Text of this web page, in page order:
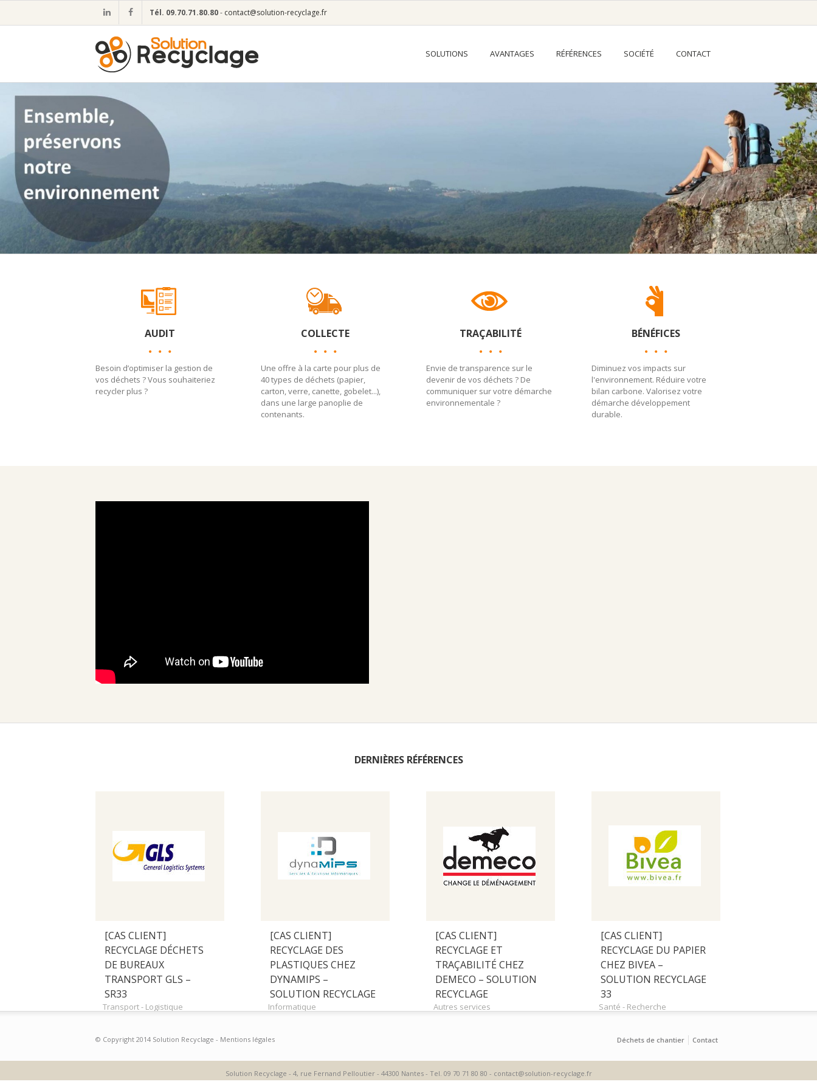
Tél. 09.70.71.80.80- contact@solution-recyclage.fr
SOLUTIONS AVANTAGES RÉFÉRENCES SOCIÉTÉ CONTACT
AUDIT
Besoin d’optimiser la gestion de
vos déchets ? Vous souhaiteriez
recycler plus ?
COLLECTE
Une offre à la carte pour plus de
40 types de déchets (papier,
carton, verre, canette, gobelet...),
dans une large panoplie de
contenants.
TRAÇABILITÉ
Envie de transparence sur le
devenir de vos déchets ? De
communiquer sur votre démarche
environnementale ?
BÉNÉFICES
Diminuez vos impacts sur
l'environnement. Réduire votre
bilan carbone. Valorisez votre
démarche développement
durable.
DERNIÈRES RÉFÉRENCES
[CAS CLIENT]
RECYCLAGE DÉCHETS
DE BUREAUX
TRANSPORT GLS –
SR33
Transport - Logistique
[CAS CLIENT]
RECYCLAGE DES
PLASTIQUES CHEZ
DYNAMIPS –
SOLUTION RECYCLAGE
Informatique
[CAS CLIENT]
RECYCLAGE ET
TRAÇABILITÉ CHEZ
DEMECO – SOLUTION
RECYCLAGE
Autres services
[CAS CLIENT]
RECYCLAGE DU PAPIER
CHEZ BIVEA –
SOLUTION RECYCLAGE
33
Santé - Recherche
Plus
d'infos
© Copyright 2014 Solution Recyclage - Mentions légales Déchets de chantier Contact
Solution Recyclage - 4, rue Fernand Pelloutier - 44300 Nantes - Tel. 09 70 71 80 80 - contact@solution-recyclage.fr